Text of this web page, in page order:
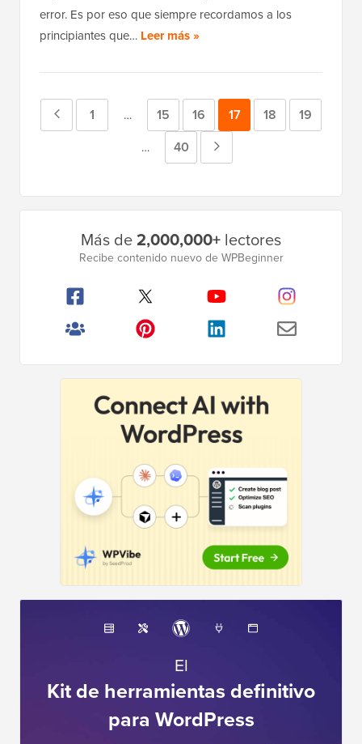
error. Es por eso que siempre recordamos a los
principiantes que… Leer más »
PáginaPágina
1
Páginas
provisionales
omitidas
… Página
15 Página
16 Página
17 Página
18 Página
19
Páginas
provisionales
… Página
40
Más de2,000,000+ lectores
Recibe contenido nuevo de WPBeginner
El
Kit de herramientas definitivo
para WordPress